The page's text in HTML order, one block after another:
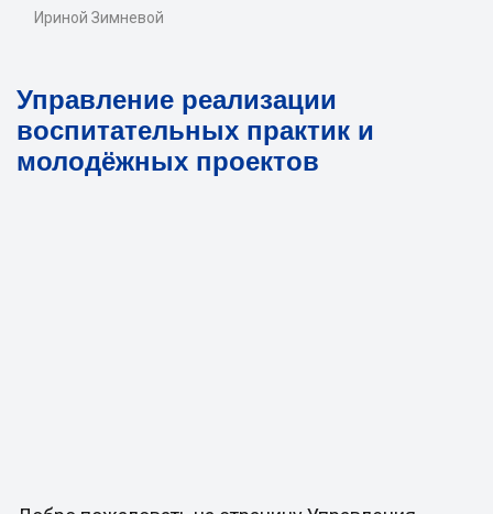
Ириной Зимневой
Управление реализации
воспитательных практик и
молодёжных проектов